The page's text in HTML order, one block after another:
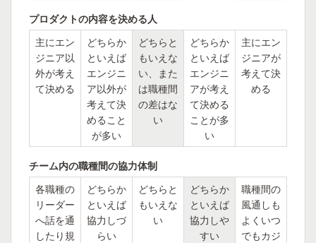
プロダクトの内容を決める人
主にエン
ジニア以
外が考え
て決める
どちらか
といえば
エンジニ
ア以外が
考えて決
めること
が多い
どちらと
もいえな
い、また
は職種間
の差はな
い
どちらか
といえば
エンジニ
アが考え
て決める
ことが多
い
主にエン
ジニアが
考えて決
める
チーム内の職種間の協力体制
各職種の
リーダー
へ話を通
したり規
どちらか
といえば
協力しづ
らい
どちらと
もいえな
い
どちらか
といえば
協力しや
すい
職種間の
風通しも
よくいつ
でもカジ